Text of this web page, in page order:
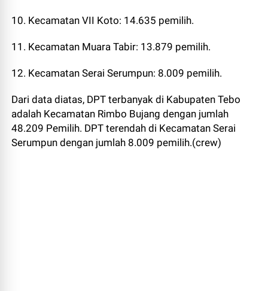
10. Kecamatan VII Koto: 14.635 pemilih.
11. Kecamatan Muara Tabir: 13.879 pemilih.
12. Kecamatan Serai Serumpun: 8.009 pemilih.
Dari data diatas, DPT terbanyak di Kabupaten Tebo
adalah Kecamatan Rimbo Bujang dengan jumlah
48.209 Pemilih. DPT terendah di Kecamatan Serai
Serumpun dengan jumlah 8.009 pemilih.(crew)